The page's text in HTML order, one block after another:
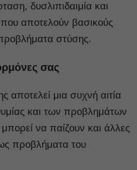
δυσλιπιδαιμία και
αποτελούν βασικούς
στύσης.
σας
αποτελεί μια συχνή αιτία
και των προβλημάτων
να παίζουν και άλλες
προβλήματα του